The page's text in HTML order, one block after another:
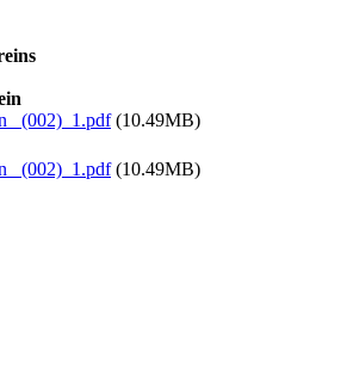
(002)_1.pdf(10.49MB)
(002)_1.pdf(10.49MB)